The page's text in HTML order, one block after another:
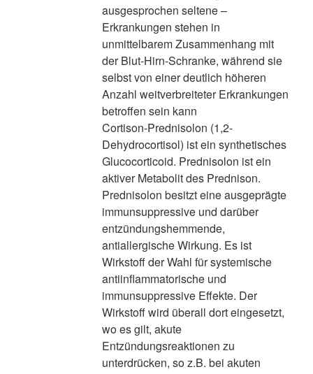
ausgesprochen seltene –
Erkrankungen stehen in
unmittelbarem Zusammenhang mit
der Blut-Hirn-Schranke, während sie
selbst von einer deutlich höheren
Anzahl weitverbreiteter Erkrankungen
betroffen sein kann
Cortison-Prednisolon (1,2-
Dehydrocortisol) ist ein synthetisches
Glucocorticoid. Prednisolon ist ein
aktiver Metabolit des Prednison.
Prednisolon besitzt eine ausgeprägte
immunsuppressive und darüber
entzündungshemmende,
antiallergische Wirkung. Es ist
Wirkstoff der Wahl für systemische
antiinflammatorische und
immunsuppressive Effekte. Der
Wirkstoff wird überall dort eingesetzt,
wo es gilt, akute
Entzündungsreaktionen zu
unterdrücken, so z.B. bei akuten